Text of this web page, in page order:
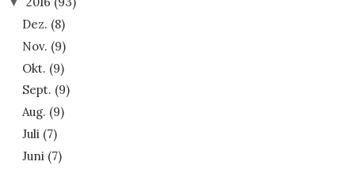
Dez. (8)
Nov. (9)
Okt. (9)
Sept. (9)
Aug. (9)
Juli (7)
Juni (7)